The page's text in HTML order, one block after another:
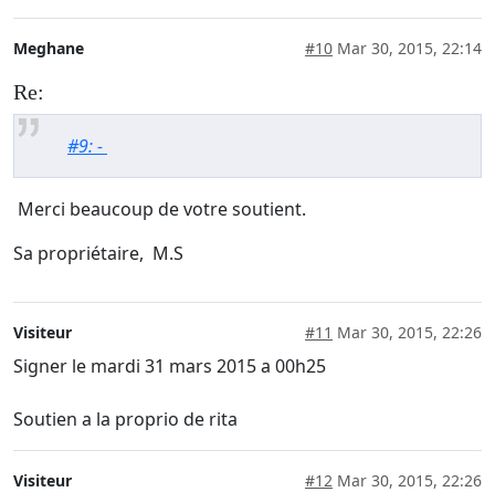
Meghane #10 Mar 30, 2015, 22:14
Re:
#9: -
Merci beaucoup de votre soutient.
Sa propriétaire, M.S
Visiteur #11 Mar 30, 2015, 22:26
Signer le mardi 31 mars 2015 a 00h25
Soutien a la proprio de rita
Visiteur #12 Mar 30, 2015, 22:26